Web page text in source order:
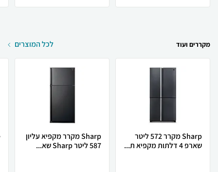
מקררים ועוד לכל המוצרים
Sharp מקרר 572 ליטר
שארפ 4 דלתות מקפיא ת...
Sharp מקרר מקפיא עליון
587 ליטר Sharp שא...